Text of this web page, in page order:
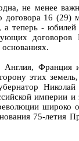
не менее
договора 16 (29)
а теперь -
договоров
Франция
этих
Николай
империи и
широко
75-летия